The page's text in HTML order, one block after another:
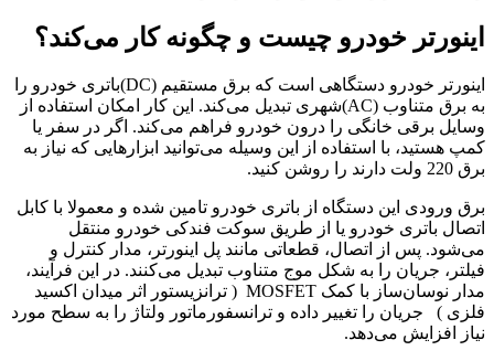
اینورتر خودرو چیست و چگونه کار می‌کند؟
اینورتر خودرو دستگاهی است که برق مستقیم (DC)باتری خودرو را
به برق متناوب (AC)شهری تبدیل می‌کند. این کار امکان استفاده از
وسایل برقی خانگی را درون خودرو فراهم می‌کند. اگر در سفر یا
کمپ هستید، با استفاده از این وسیله می‌توانید ابزارهایی که نیاز به
برق 220 ولت دارند را روشن کنید.
برق ورودی این دستگاه از باتری خودرو تامین شده و معمولا با کابل
اتصال باتری خودرو یا از طریق سوکت فندکی خودرو منتقل
می‌شود. پس از اتصال، قطعاتی مانند پل اینورتر، مدار کنترل و
فیلتر، جریان را به شکل موج متناوب تبدیل می‌کنند. در این فرآیند،
مدار نوسان‌ساز با کمک MOSFET ( ترانزیستور اثر میدان اکسید
فلزی ) جریان را تغییر داده و ترانسفورماتور ولتاژ را به سطح مورد
نیاز افزایش می‌دهد.